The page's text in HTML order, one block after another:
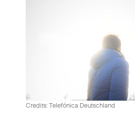
Credits: Telefónica Deutschland